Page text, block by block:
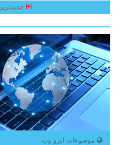
موضوعات ایزو وب